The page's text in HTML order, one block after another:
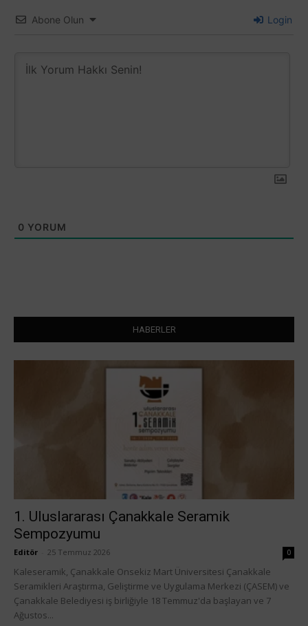
Abone Olun Login
0 YORUM
HABERLER
1. Uluslararası Çanakkale Seramik
Sempozyumu
Editör 25 Temmuz 2026 0
Kaleseramik, Çanakkale Onsekiz Mart Üniversitesi Çanakkale
Seramikleri Araştırma, Geliştirme ve Uygulama Merkezi (ÇASEM) ve
Çanakkale Belediyesi iş birliğiyle 18 Temmuz'da başlayan ve 7
Ağustos...